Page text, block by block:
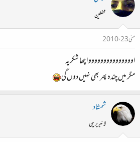
محفلین
مئی 23، 2010
اووووووووووووووو اچھا شکریہ
مگر میں چندہ پھر بھی نہیں دوں گی
شمشاد
لائبریرین